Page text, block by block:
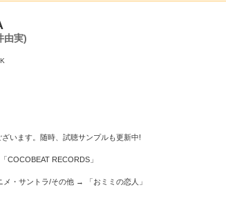
由実)
います。随時、試聴サンプルも更新中!
COCOBEAT RECORDS」
・サントラ/その他 → 「おミミの恋人」